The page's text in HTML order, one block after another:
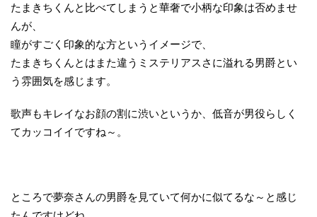
たまきちくんと比べてしまうと華奢で小柄な印象は否めませ
んが、
瞳がすごく印象的な方というイメージで、
たまきちくんとはまた違うミステリアスさに溢れる男爵とい
う雰囲気を感じます。
歌声もキレイなお顔の割に渋いというか、低音が男役らしく
てカッコイイですね～。
ところで夢奈さんの男爵を見ていて何かに似てるな～と感じ